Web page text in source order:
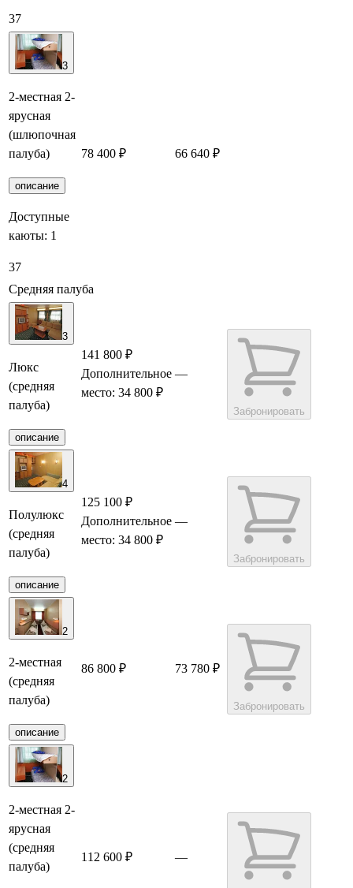
37
3
2-местная 2-
ярусная
(шлюпочная
палуба)
описание
Доступные
каюты: 1
37
78 400 ₽ 66 640 ₽
Средняя палуба
3
Люкс
(средняя
палуба)
описание
141 800 ₽
Дополнительное
место: 34 800 ₽
—
Забронировать
4
Полулюкс
(средняя
палуба)
описание
125 100 ₽
Дополнительное
место: 34 800 ₽
—
Забронировать
2
2-местная
(средняя
палуба)
описание
86 800 ₽ 73 780 ₽
Забронировать
2
2-местная 2-
ярусная
(средняя
палуба)
112 600 ₽ —